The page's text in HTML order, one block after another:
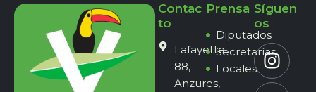
Contac
to
Lafayette
88,
Anzures,
Prensa
Diputados
Secretarías
Locales
Síguen
os